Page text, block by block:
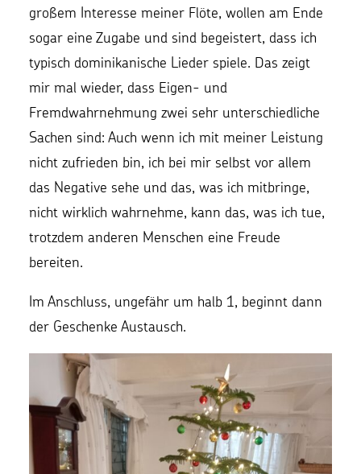
großem Interesse meiner Flöte, wollen am Ende
sogar eine Zugabe und sind begeistert, dass ich
typisch dominikanische Lieder spiele. Das zeigt
mir mal wieder, dass Eigen- und
Fremdwahrnehmung zwei sehr unterschiedliche
Sachen sind: Auch wenn ich mit meiner Leistung
nicht zufrieden bin, ich bei mir selbst vor allem
das Negative sehe und das, was ich mitbringe,
nicht wirklich wahrnehme, kann das, was ich tue,
trotzdem anderen Menschen eine Freude
bereiten.
Im Anschluss, ungefähr um halb 1, beginnt dann
der Geschenke Austausch.